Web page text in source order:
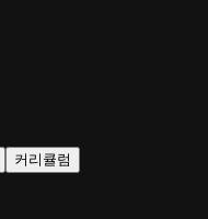
커리큘럼